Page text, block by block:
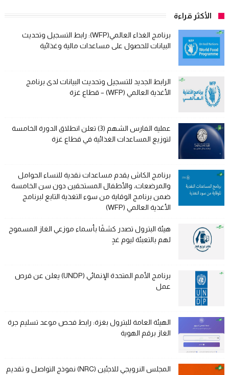
الأكثر قراءة
برنامج الغذاء العالمي(WFP): رابط التسجيل وتحديث
البيانات للحصول على مساعدات مالية وغذائية
الرابط الجديد للتسجيل وتحديث البيانات لدى برنامج
الأغذية العالمي (WFP) – قطاع غزة
عملية الفارس الشهم (3) تعلن انطلاق الدورة الخامسة
لتوزيع المساعدات الغذائية في قطاع غزة
برنامج الكاش يقدم مساعدات نقدية للنساء الحوامل
والمرضعات، والأطفال المستحقين دون سن الخامسة
ضمن برنامج الوقاية من سوء التغذية التابع لبرنامج
الأغذية العالمي (WFP)
هيئة البترول تصدر كشفًا بأسماء موزعي الغاز المسموح
لهم بالتعبئة ليوم غدٍ
برنامج الأمم المتحدة الإنمائي (UNDP) يعلن عن فرص
عمل
الهيئة العامة للبترول بغزة: رابط فحص موعد تسليم جرة
الغاز برقم الهوية
المجلس النرويجي للاجئين (NRC) نموذج التواصل و تقديم